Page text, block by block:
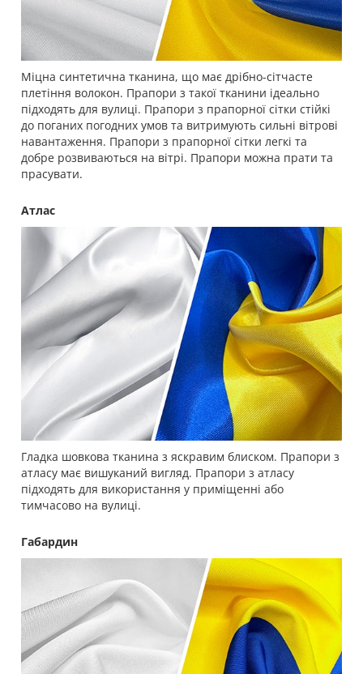
Міцна синтетична тканина, що має дрібно-сітчасте
плетіння волокон. Прапори з такої тканини ідеально
підходять для вулиці. Прапори з прапорної сітки стійкі
до поганих погодних умов та витримують сильні вітрові
навантаження. Прапори з прапорної сітки легкі та
добре розвиваються на вітрі. Прапори можна прати та
прасувати.
Атлас
Гладка шовкова тканина з яскравим блиском. Прапори з
атласу має вишуканий вигляд. Прапори з атласу
підходять для використання у приміщенні або
тимчасово на вулиці.
Габардин